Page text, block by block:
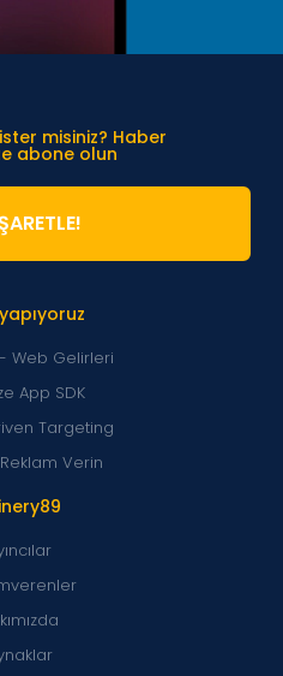
Web Gelirleri
App SDK
Targeting
Verin
misiniz? Haber
abone olun